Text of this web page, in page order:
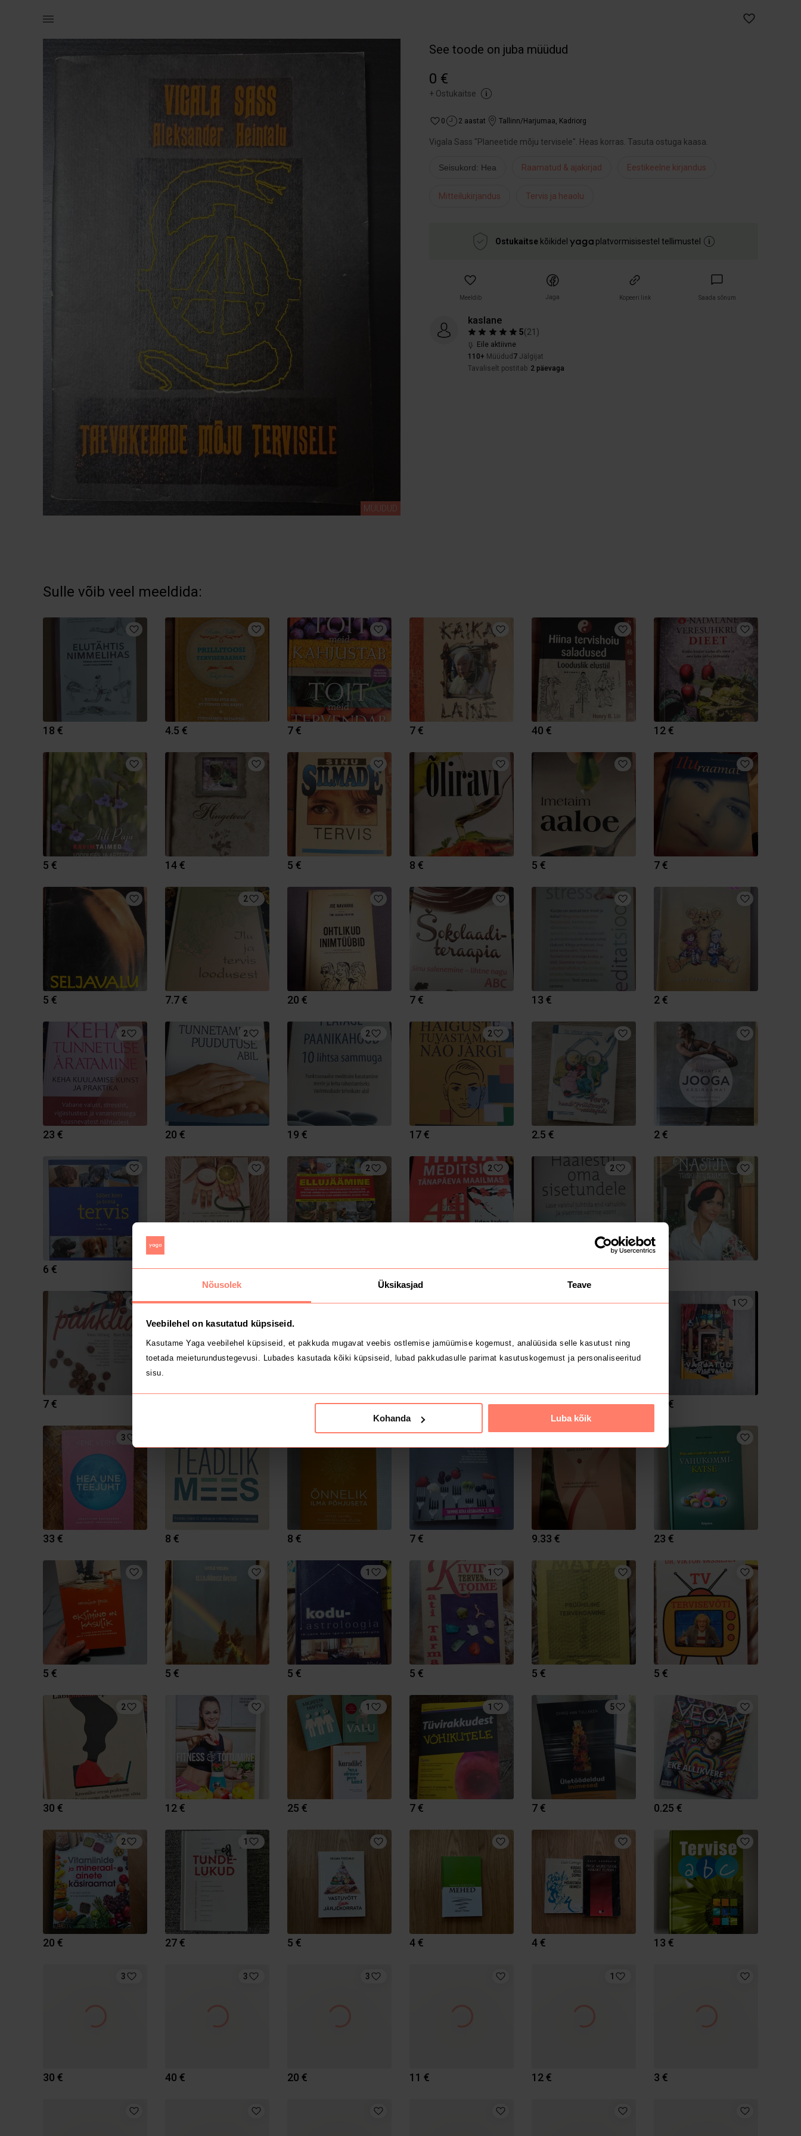
Nõusolek Üksikasjad Teave
Veebilehel on kasutatud küpsiseid.
Kasutame Yaga veebilehel küpsiseid, et pakkuda mugavat veebis ostlemise jamüümise kogemust, analüüsida selle kasutust ning
toetada meieturundustegevusi. Lubades kasutada kõiki küpsiseid, lubad pakkudasulle parimat kasutuskogemust ja personaliseeritud
sisu.
Kohanda Luba kõik
MÜÜDUD
See toode on juba müüdud
0 €
+ Ostukaitse
0 2 aastat Tallinn/Harjumaa, Kadriorg
Vigala Sass "Planeetide mõju tervisele". Heas korras. Tasuta ostuga kaasa.
Seisukord: Hea Raamatud & ajakirjad Eestikeelne kirjandus
Mitteilukirjandus Tervis ja heaolu
Ostukaitse kõikidel platvormisisestel tellimustel
Meeldib Jaga Kopeeri link Saada sõnum
kaslane
5(21 )
Eile aktiivne
110+ Müüdud 7 Jälgijat
Tavaliselt postitab 2 päevaga
Sulle võib veel meeldida:
18 € 4.5 € 7 € 7 € 40 € 12 €
5 € 14 € 5 € 8 € 5 € 7 €
5 €
2
7.7 € 20 € 7 € 13 € 2 €
2
23 €
2
20 €
2
19 €
2
17 € 2.5 € 2 €
6 € 6 €
2
5 €
2
27 €
2
11 € 7 €
7 €
1
12 € 10 €
1
25 €
3
33 € 8 € 8 € 7 € 9.33 € 23 €
5 € 5 €
1
5 €
1
5 € 5 € 5 €
2
30 € 12 €
1
25 €
1
7 €
5
7 € 0.25 €
2
20 €
1
27 € 5 € 4 € 4 € 13 €
3
30 €
3
40 €
3
20 € 11 €
1
12 € 3 €